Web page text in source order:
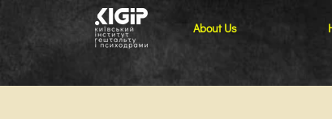
About Us